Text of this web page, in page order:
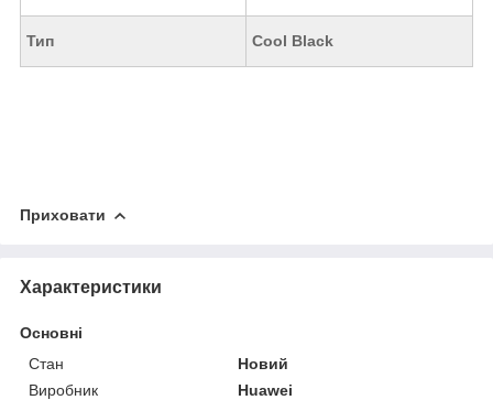
Тип Cool Black
Приховати
Характеристики
Основні
Стан
Новий
Виробник
Huawei